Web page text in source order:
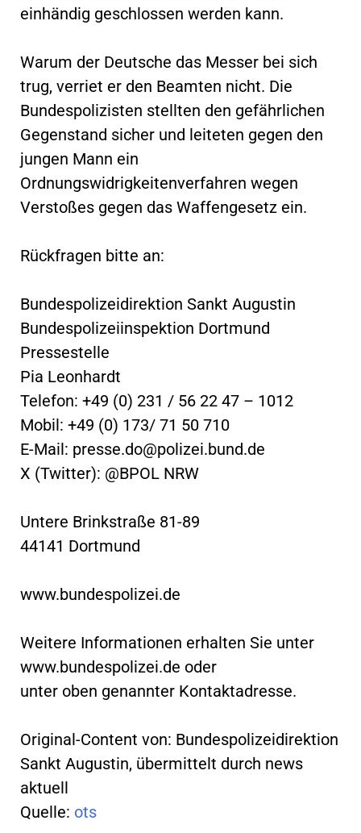
einhändig geschlossen werden kann.
Warum der Deutsche das Messer bei sich
trug, verriet er den Beamten nicht. Die
Bundespolizisten stellten den gefährlichen
Gegenstand sicher und leiteten gegen den
jungen Mann ein
Ordnungswidrigkeitenverfahren wegen
Verstoßes gegen das Waffengesetz ein.
Rückfragen bitte an:
Bundespolizeidirektion Sankt Augustin
Bundespolizeiinspektion Dortmund
Pressestelle
Pia Leonhardt
Telefon: +49 (0) 231 / 56 22 47 – 1012
Mobil: +49 (0) 173/ 71 50 710
E-Mail: presse.do@polizei.bund.de
X (Twitter): @BPOL NRW
Untere Brinkstraße 81-89
44141 Dortmund
www.bundespolizei.de
Weitere Informationen erhalten Sie unter
www.bundespolizei.de oder
unter oben genannter Kontaktadresse.
Original-Content von: Bundespolizeidirektion
Sankt Augustin, übermittelt durch news
aktuell
Quelle: ots